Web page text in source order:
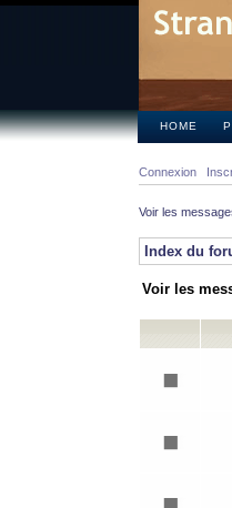
HOME
Connexion
Voir les
Index du
Voir les